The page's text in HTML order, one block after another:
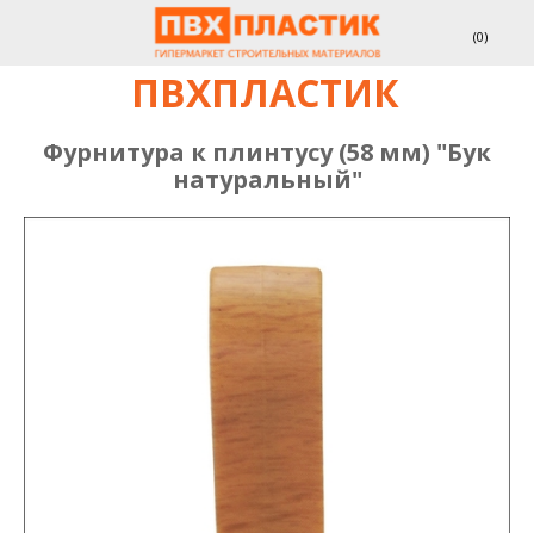
(0)
ПВХПЛАСТИК
Фурнитура к плинтусу (58 мм) "Бук
натуральный"